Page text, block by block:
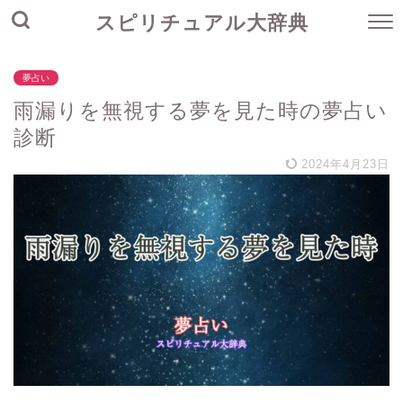
スピリチュアル大辞典
夢占い
雨漏りを無視する夢を見た時の夢占い
診断
2024年4月23日